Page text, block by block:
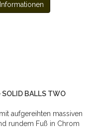
BALLS TWO
aufgereihten massiven
rundem Fuß in Chrom